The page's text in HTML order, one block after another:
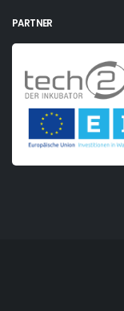
PARTNER